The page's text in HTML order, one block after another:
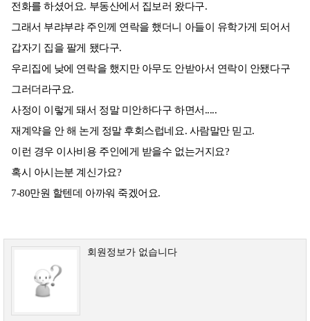
전화를 하셨어요. 부동산에서 집보러 왔다구.
그래서 부랴부랴 주인께 연락을 했더니 아들이 유학가게 되어서
갑자기 집을 팔게 됐다구.
우리집에 낮에 연락을 했지만 아무도 안받아서 연락이 안됐다구
그러더라구요.
사정이 이렇게 돼서 정말 미안하다구 하면서.....
재계약을 안 해 논게 정말 후회스럽네요. 사람말만 믿고.
이런 경우 이사비용 주인에게 받을수 없는거지요?
혹시 아시는분 계신가요?
7-80만원 할텐데 아까워 죽겠어요.
회원정보가 없습니다